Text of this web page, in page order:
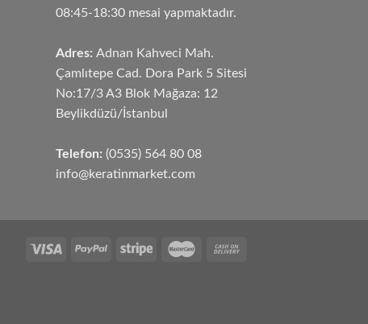
08:45-18:30 mesai yapmaktadır.
Adres: Adnan Kahveci Mah.
Çamlıtepe Cad. Dora Park 5 Sitesi
No:17/3 A3 Blok Mağaza: 12
Beylikdüzü/İstanbul
Telefon: (0535) 564 80 08
info@keratinmarket.com